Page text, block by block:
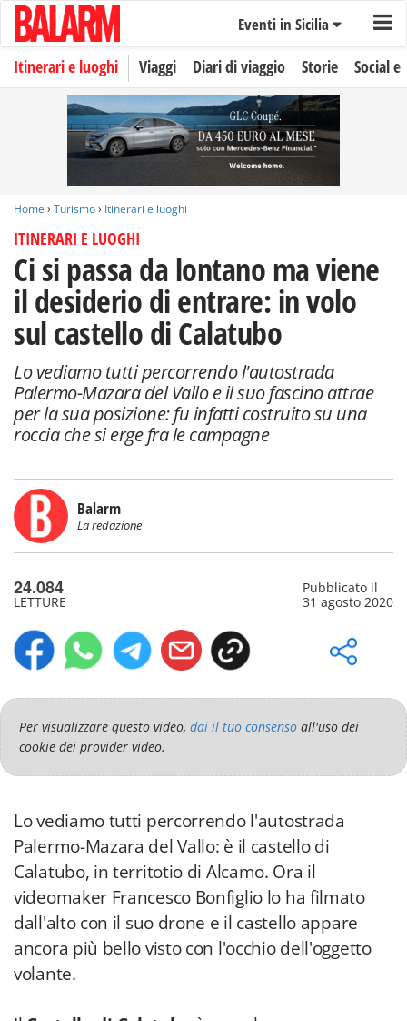
Eventi in Sicilia
Itinerari e luoghi Viaggi Diari di viaggio Storie Social
Home › Turismo› Itinerari e luoghi
ITINERARI E LUOGHI
Ci si passa da lontano ma viene
il desiderio di entrare: in volo
sul castello di Calatubo
Lo vediamo tutti percorrendo l'autostrada
Palermo-Mazara del Vallo e il suo fascino attrae
per la sua posizione: fu infatti costruito su una
roccia che si erge fra le campagne
Balarm
La redazione
24.084
LETTURE
Pubblicato il
31 agosto 2020
Per visualizzare questo video, dai il tuo consenso all'uso dei
cookie dei provider video.
Lo vediamo tutti percorrendo l'autostrada
Palermo-Mazara del Vallo: è il castello di
Calatubo, in territotio di Alcamo. Ora il
videomaker Francesco Bonfiglio lo ha filmato
dall'alto con il suo drone e il castello appare
ancora più bello visto con l'occhio dell'oggetto
volante.